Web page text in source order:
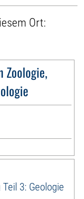
Ort:
Zoologie,
3: Geologie